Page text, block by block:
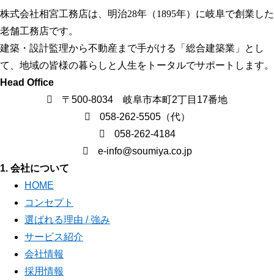
株式会社相宮工務店は、 明治28年（1895年）に岐阜で創業した
老舗工務店です。
建築・設計監理から不動産まで手がける「総合建築業」とし
て、地域の皆様の暮らしと人生をトータルでサポートします。
Head Office
〒500-8034 岐阜市本町2丁目17番地
058-262-5505（代）
058-262-4184
e-info@soumiya.co.jp
1. 会社について
HOME
コンセプト
選ばれる理由 / 強み
サービス紹介
会社情報
採用情報